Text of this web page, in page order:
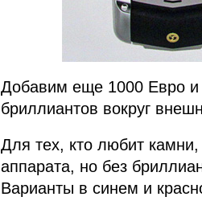
Добавим еще 1000 Евро и
бриллиантов вокруг
Для тех, кто любит
аппарата, но без
Варианты в синем и